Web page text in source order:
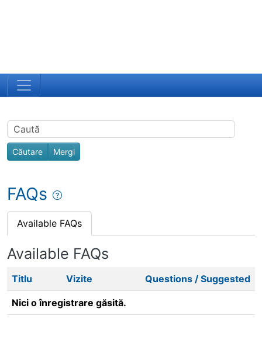
Navigation and related functionality
Related content Find
FAQs
Available FAQs
Available FAQs
Titlu Vizite Questions / Suggested
Nici o înregistrare găsită.